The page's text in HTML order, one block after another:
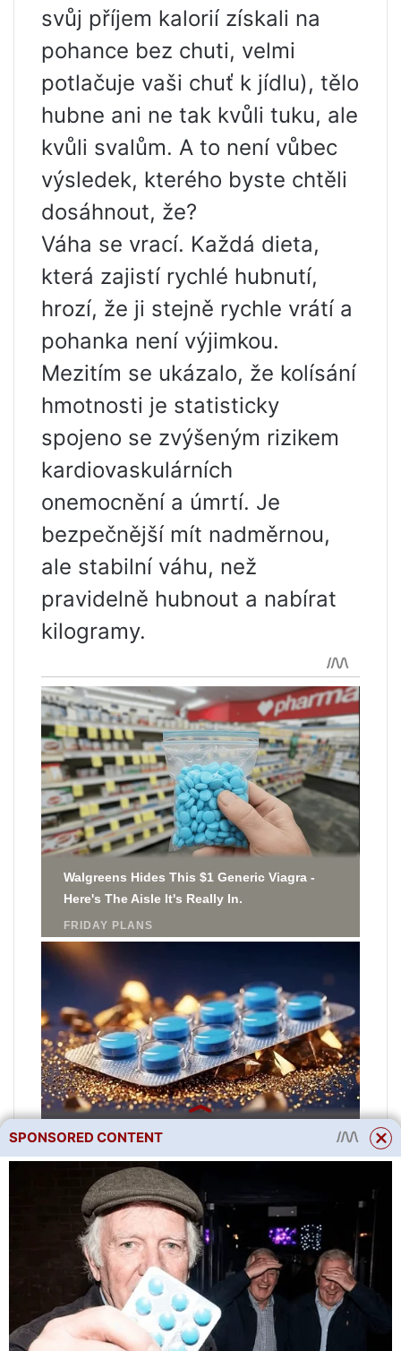
svůj příjem kalorií získali na
pohance bez chuti, velmi
potlačuje vaši chuť k jídlu), tělo
hubne ani ne tak kvůli tuku, ale
kvůli svalům. A to není vůbec
výsledek, kterého byste chtěli
dosáhnout, že?
Váha se vrací. Každá dieta,
která zajistí rychlé hubnutí,
hrozí, že ji stejně rychle vrátí a
pohanka není výjimkou.
Mezitím se ukázalo, že kolísání
hmotnosti je statisticky
spojeno se zvýšeným rizikem
kardiovaskulárních
onemocnění a úmrtí. Je
bezpečnější mít nadměrnou,
ale stabilní váhu, než
pravidelně hubnout a nabírat
kilogramy.
SPONSORED CONTENT